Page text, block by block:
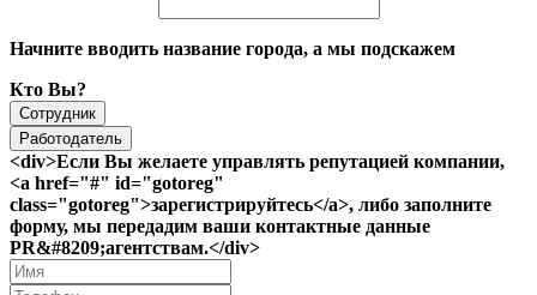
Начните вводить название города, а мы подскажем
Кто Вы?
Сотрудник
Работодатель
<div>Если Вы желаете управлять репутацией компании,
<a href="#" id="gotoreg"
class="gotoreg">зарегистрируйтесь</a>, либо заполните
форму, мы передадим ваши контактные данные
PR&#8209;агентствам.</div>